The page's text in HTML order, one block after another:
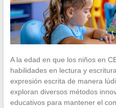
A la edad en que los niños en
habilidades en lectura y
expresión escrita de manera
exploran diversos métodos
educativos para mantener el